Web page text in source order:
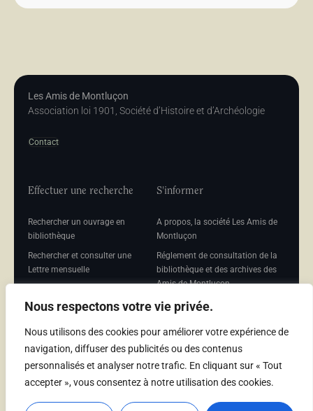
Nous respectons votre vie privée.
Nous utilisons des cookies pour améliorer votre expérience de
navigation, diffuser des publicités ou des contenus
personnalisés et analyser notre trafic. En cliquant sur « Tout
accepter », vous consentez à notre utilisation des cookies.
Les Amis de Montluçon
Association loi 1901, Société d’Histoire et d’Archéologie
Contact
Effectuer une recherche
Rechercher un ouvrage en
bibliothèque
Rechercher et consulter une
Lettre mensuelle
mensuelle
S'informer
A propos, la société Les Amis de
Montluçon
Réglement de consultation de la
bibliothèque et des archives des
Amis de Montluçon
Mentions légales
Adhérer